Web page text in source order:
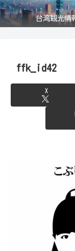
台湾観光情
ffk_id42
X